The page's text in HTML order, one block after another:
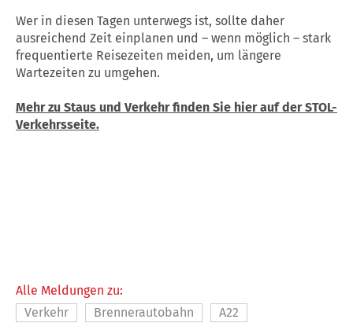
Wer in diesen Tagen unterwegs ist, sollte daher
ausreichend Zeit einplanen und – wenn möglich – stark
frequentierte Reisezeiten meiden, um längere
Wartezeiten zu umgehen.
Mehr zu Staus und Verkehr finden Sie hier auf der STOL-
Verkehrsseite.
Alle Meldungen zu:
Verkehr
Brennerautobahn
A22